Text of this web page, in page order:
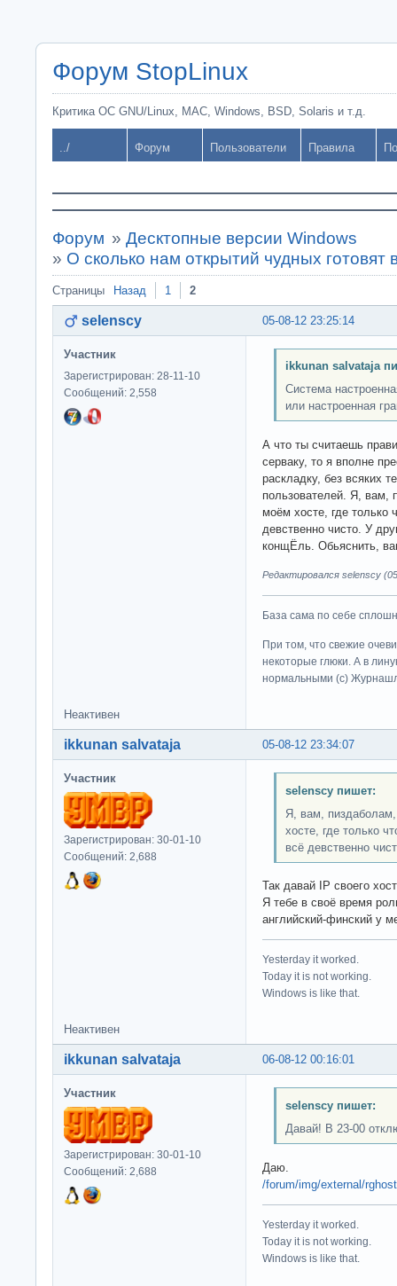
Форум StopLinux
Критика ОС GNU/Linux, MAC, Windows, BSD, Solaris и т.д.
../ Форум Пользователи Правила
Форум » Десктопные версии Windows
» О сколько нам открытий чудных готовят
Страницы Назад 1 2
05-08-12 23:25:14
selenscy
Участник
Зарегистрирован: 28-11-10
Сообщений: 2,558
ikkunan salvataja
Система
или настроенная
А что ты считаешь
серваку, то я вполне
раскладку, без всяких
пользователей. Я, вам,
моём хосте, где только
девственно чисто. У
конщЁль. Обьяснить,
Редактировался selenscy
База сама по себе
При том, что свежие
некоторые глюки. А в
нормальными (c)
Неактивен
05-08-12 23:34:07
ikkunan salvataja
Участник
Зарегистрирован: 30-01-10
Сообщений: 2,688
selenscy пишет:
Я, вам,
хосте, где только
всё девственно
Так давай IP своего
Я тебе в своё время
английский-финский у
Yesterday it worked.
Today it is not working.
Windows is like that.
Неактивен
06-08-12 00:16:01
ikkunan salvataja
Участник
Зарегистрирован: 30-01-10
Сообщений: 2,688
selenscy пишет:
Давай! В 23-00
Даю.
/forum/img/external/
Yesterday it worked.
Today it is not working.
Windows is like that.